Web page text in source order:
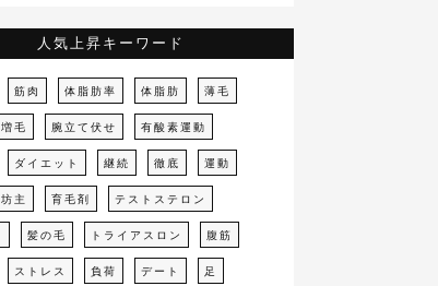
人気上昇キーワード
筋肉 体脂肪率 体脂肪 薄毛
増毛 腕立て伏せ 有酸素運動
ダイエット 継続 徹底 運動
坊主 育毛剤 テストステロン
髪の毛 トライアスロン 腹筋
ストレス 負荷 デート 足